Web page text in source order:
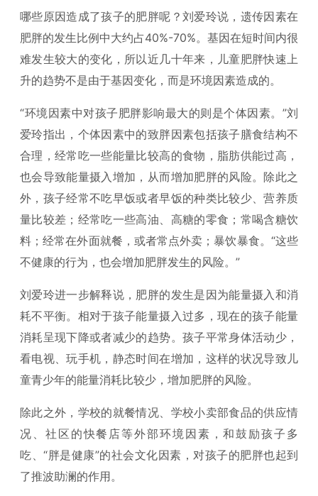
哪些原因造成了孩子的肥胖呢？刘爱玲说，遗传因素在
肥胖的发生比例中大约占40%-70%。基因在短时间内很
难发生较大的变化，所以近几十年来，儿童肥胖快速上
升的趋势不是由于基因变化，而是环境因素造成的。
“环境因素中对孩子肥胖影响最大的则是个体因素。”刘
爱玲指出，个体因素中的致胖因素包括孩子膳食结构不
合理，经常吃一些能量比较高的食物，脂肪供能过高，
也会导致能量摄入增加，从而增加肥胖的风险。除此之
外，孩子经常不吃早饭或者早饭的种类比较少、营养质
量比较差；经常吃一些高油、高糖的零食；常喝含糖饮
料；经常在外面就餐，或者常点外卖；暴饮暴食。“这些
不健康的行为，也会增加肥胖发生的风险。”
刘爱玲进一步解释说，肥胖的发生是因为能量摄入和消
耗不平衡。相对于孩子能量摄入过多，现在的孩子能量
消耗呈现下降或者减少的趋势。孩子平常身体活动少，
看电视、玩手机，静态时间在增加，这样的状况导致儿
童青少年的能量消耗比较少，增加肥胖的风险。
除此之外，学校的就餐情况、学校小卖部食品的供应情
况、社区的快餐店等外部环境因素，和鼓励孩子多
吃、“胖是健康”的社会文化因素，对孩子的肥胖也起到
了推波助澜的作用。